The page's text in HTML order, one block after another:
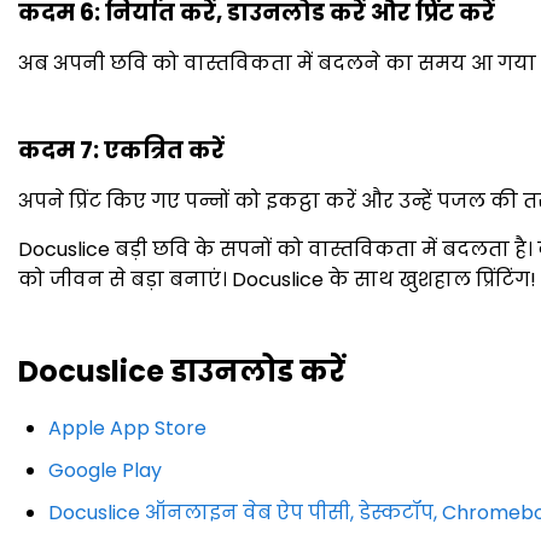
कदम 6: निर्यात करें, डाउनलोड करें और प्रिंट करें
अब अपनी छवि को वास्तविकता में बदलने का समय आ गया
कदम 7: एकत्रित करें
अपने प्रिंट किए गए पन्नों को इकट्ठा करें और उन्हें पजल की
Docuslice बड़ी छवि के सपनों को वास्तविकता में बदलता
को जीवन से बड़ा बनाएं। Docuslice के साथ खुशहाल प्रिंटिंग!
Docuslice डाउनलोड करें
Apple App Store
Google Play
Docuslice ऑनलाइन वेब ऐप पीसी, डेस्कटॉप,